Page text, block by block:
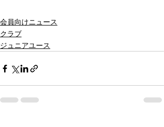
会員向けニュース
クラブ
ジュニアユース